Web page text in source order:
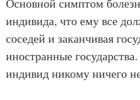
Основной симптом
индивида, что ему все
соседей и заканчивая
иностранные
индивид никому ничего